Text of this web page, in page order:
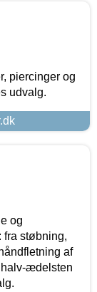
piercinger og
udvalg.
og
fra støbning,
af
ædelsten